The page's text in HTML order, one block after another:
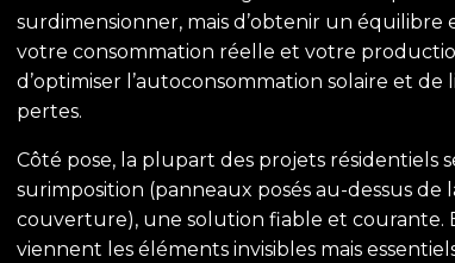
surdimensionner, mais d’obtenir un équilibre
votre consommation réelle et votre
d’optimiser l’autoconsommation solaire et de
pertes.
Côté pose, la plupart des projets résidentiels
surimposition (panneaux posés au-dessus de
couverture), une solution fiable et courante.
viennent les éléments invisibles mais